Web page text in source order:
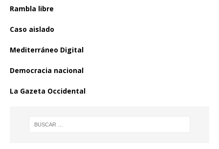
Rambla libre
Caso aislado
Mediterráneo Digital
Democracia nacional
La Gazeta Occidental